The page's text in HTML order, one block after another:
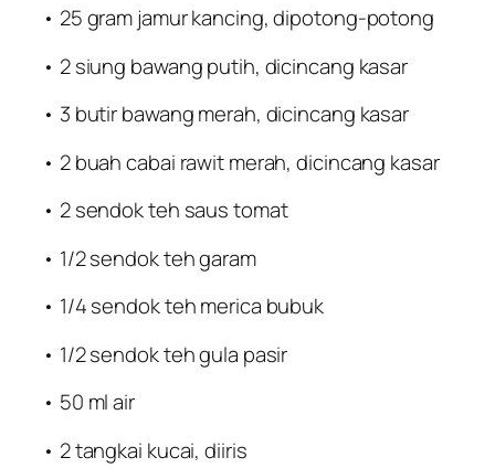
• 25 gram jamur kancing, dipotong-potong
• 2 siung bawang putih, dicincang kasar
• 3 butir bawang merah, dicincang kasar
• 2 buah cabai rawit merah, dicincang kasar
• 2 sendok teh saus tomat
• 1/2 sendok teh garam
• 1/4 sendok teh merica bubuk
• 1/2 sendok teh gula pasir
• 50 ml air
• 2 tangkai kucai, diiris